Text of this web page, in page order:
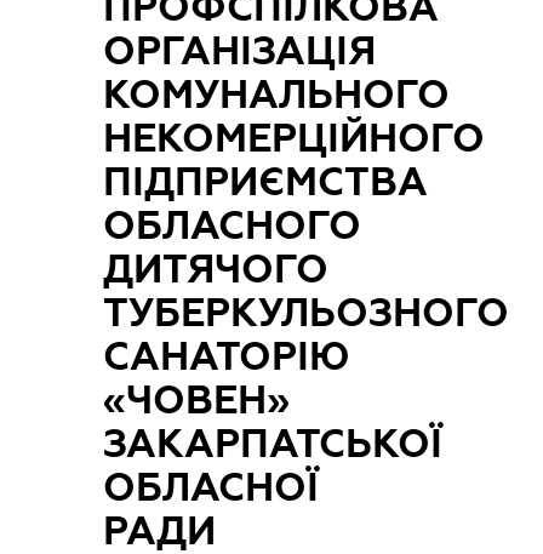
ОРГАНІЗАЦІЯ
КОМУНАЛЬНОГО
НЕКОМЕРЦІЙНОГО
ПІДПРИЄМСТВА
ОБЛАСНОГО
ДИТЯЧОГО
ТУБЕРКУЛЬОЗНОГО
САНАТОРІЮ
«ЧОВЕН»
ЗАКАРПАТСЬКОЇ
ОБЛАСНОЇ
РАДИ